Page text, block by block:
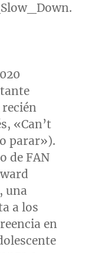
«Can’t
parar»).
de FAN
una
a los
en